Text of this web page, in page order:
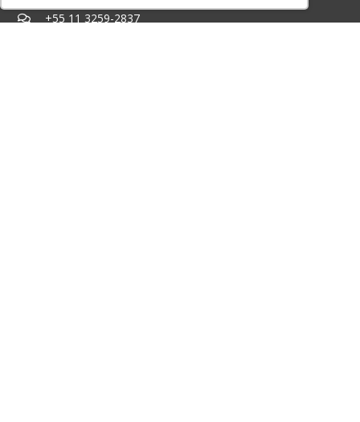
+55 11 3259-2837